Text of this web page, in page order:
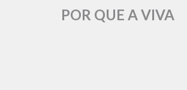
POR QUE A VIVA